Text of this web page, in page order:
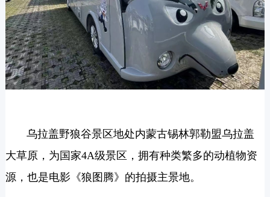
乌拉盖野狼谷景区地处内蒙古锡林郭勒盟乌拉盖
大草原，为国家4A级景区，拥有种类繁多的动植物资
源，也是电影《狼图腾》的拍摄主景地。